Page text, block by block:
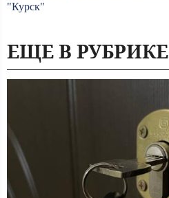
"Курск"
ЕЩЕ В РУБРИКЕ